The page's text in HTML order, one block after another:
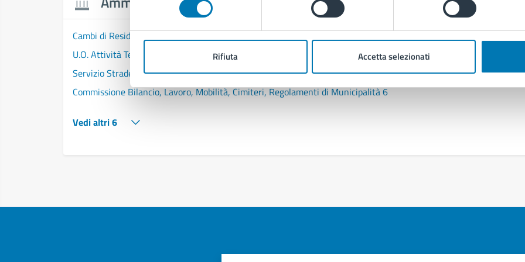
Rifiuta Accetta selezionati
Cambi di Residenza - Municipalità 6
U.O. Attività Tecniche - Municipalità 6
Servizio Strade, Pubblica Illuminazione e Sottoservizi
Commissione Bilancio, Lavoro, Mobilità, Cimiteri, Regolamenti di Municipalità 6
Vedi altri 6